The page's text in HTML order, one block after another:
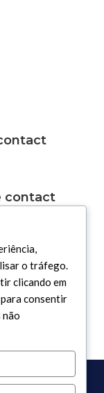
contact
contact
o tráfego.
clicando em
para consentir
não